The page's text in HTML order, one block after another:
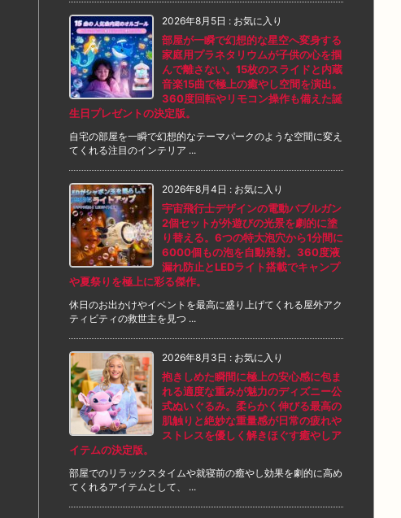
2026年8月5日 : お気に入り
部屋が一瞬で幻想的な星空へ変身する
家庭用プラネタリウムが子供の心を掴
んで離さない。15枚のスライドと内蔵
音楽15曲で極上の癒やし空間を演出。
360度回転やリモコン操作も備えた誕
生日プレゼントの決定版。
自宅の部屋を一瞬で幻想的なテーマパークのような空間に変え
てくれる注目のインテリア ...
2026年8月4日 : お気に入り
宇宙飛行士デザインの電動バブルガン
2個セットが外遊びの光景を劇的に塗
り替える。6つの特大泡穴から1分間に
6000個もの泡を自動発射。360度液
漏れ防止とLEDライト搭載でキャンプ
や夏祭りを極上に彩る傑作。
休日のお出かけやイベントを最高に盛り上げてくれる屋外アク
ティビティの救世主を見つ ...
2026年8月3日 : お気に入り
抱きしめた瞬間に極上の安心感に包ま
れる適度な重みが魅力のディズニー公
式ぬいぐるみ。柔らかく伸びる最高の
肌触りと絶妙な重量感が日常の疲れや
ストレスを優しく解きほぐす癒やしア
イテムの決定版。
部屋でのリラックスタイムや就寝前の癒やし効果を劇的に高め
てくれるアイテムとして、 ...